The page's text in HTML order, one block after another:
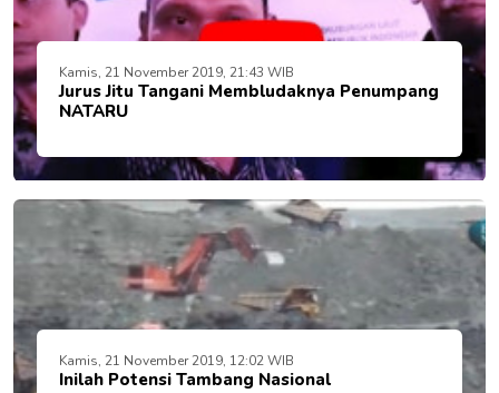
Kamis, 21 November 2019, 21:43 WIB
Jurus Jitu Tangani Membludaknya Penumpang
NATARU
Kamis, 21 November 2019, 12:02 WIB
Inilah Potensi Tambang Nasional